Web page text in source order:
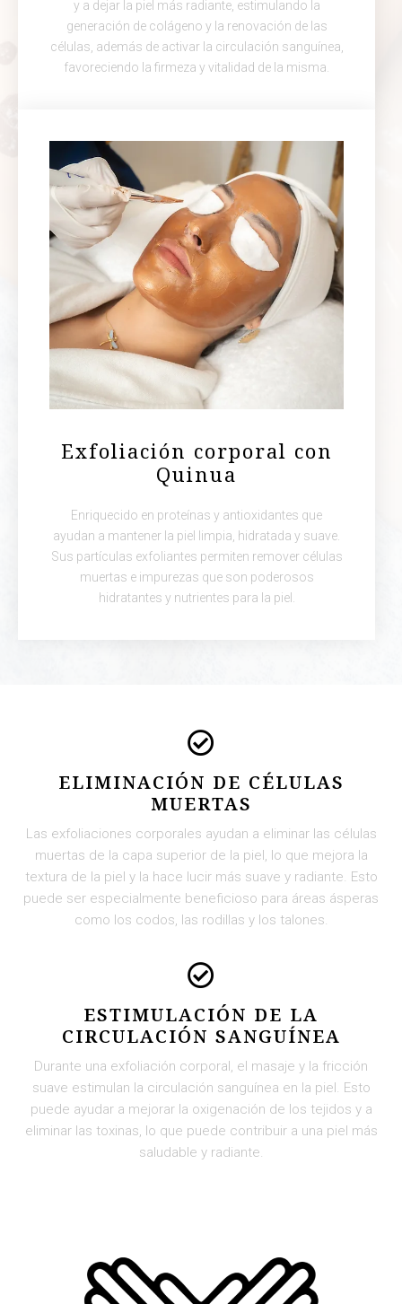
y a dejar la piel más radiante, estimulando la
generación de colágeno y la renovación de las
células, además de activar la circulación sanguínea,
favoreciendo la firmeza y vitalidad de la misma.
Exfoliación corporal con
Quinua
Enriquecido en proteínas y antioxidantes que
ayudan a mantener la piel limpia, hidratada y suave.
Sus partículas exfoliantes permiten remover células
muertas e impurezas que son poderosos
hidratantes y nutrientes para la piel.
ELIMINACIÓN DE CÉLULAS
MUERTAS
Las exfoliaciones corporales ayudan a eliminar las células
muertas de la capa superior de la piel, lo que mejora la
textura de la piel y la hace lucir más suave y radiante. Esto
puede ser especialmente beneficioso para áreas ásperas
como los codos, las rodillas y los talones.
ESTIMULACIÓN DE LA
CIRCULACIÓN SANGUÍNEA
Durante una exfoliación corporal, el masaje y la fricción
suave estimulan la circulación sanguínea en la piel. Esto
puede ayudar a mejorar la oxigenación de los tejidos y a
eliminar las toxinas, lo que puede contribuir a una piel más
saludable y radiante.